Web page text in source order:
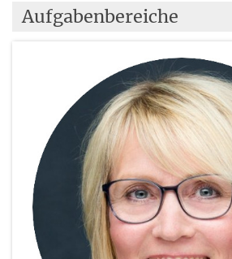
Aufgabenbereiche